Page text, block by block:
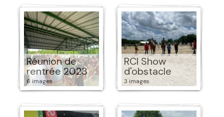
Réunion de
rentrée 2023
6 images
RCI Show
d'obstacle
3 images